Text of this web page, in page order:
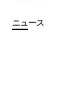
ニュース